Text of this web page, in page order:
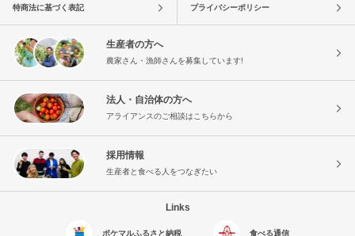
特商法に基づく表記 プライバシーポリシー
生産者の方へ
農家さん・漁師さんを募集しています!
法人・自治体の方へ
アライアンスのご相談はこちらから
採用情報
生産者と食べる人をつなぎたい
Links
ポケマルふるさと納税 食べる通信